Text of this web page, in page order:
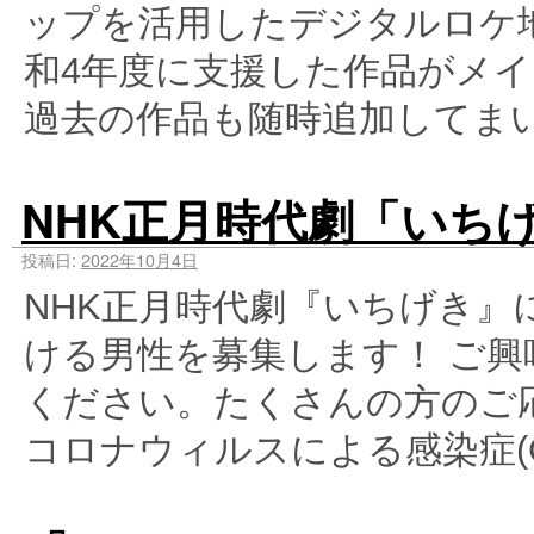
ップを活用したデジタルロ
和4年度に支援した作品がメ
過去の作品も随時追加して
NHK正月時代劇「いち
投稿日: 2022年10月4日
NHK正月時代劇『いちげき
ける男性を募集します！ ご
ください。たくさんの方の
コロナウィルスによる感染